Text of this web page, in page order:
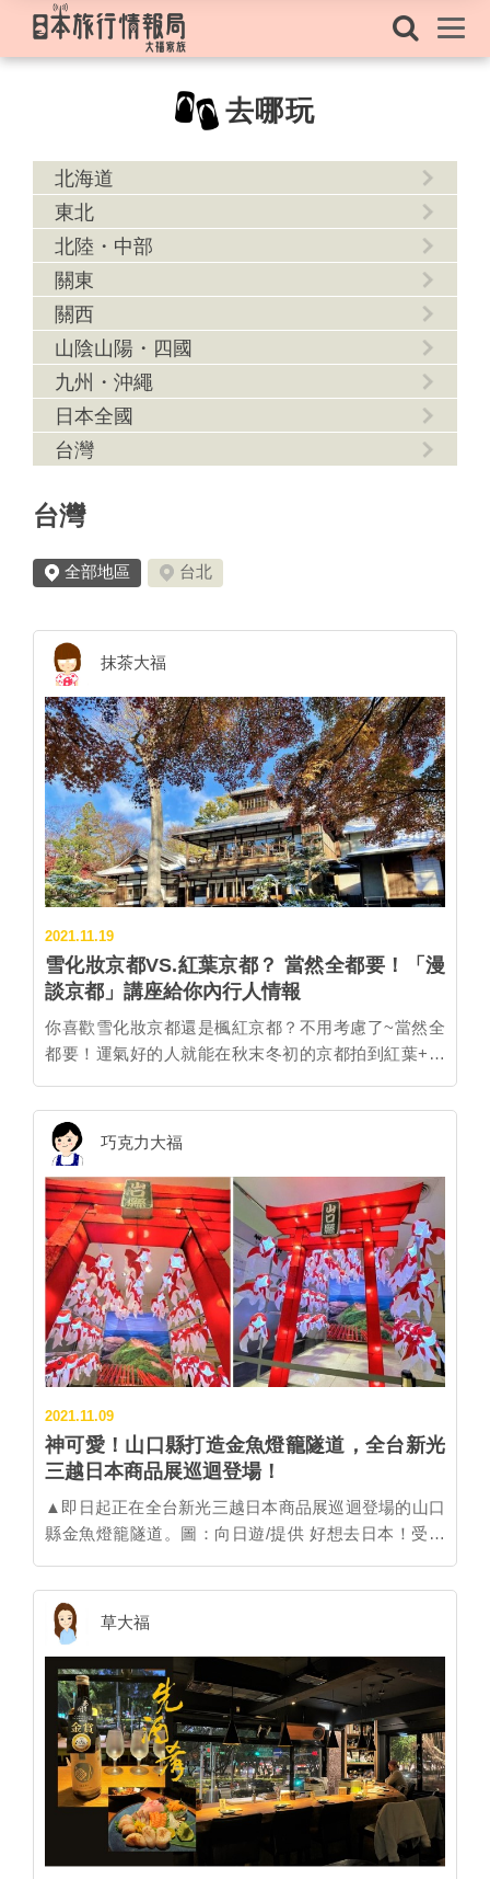
去哪玩
北海道
東北
北陸・中部
關東
關西
山陰山陽・四國
九州・沖繩
日本全國
台灣
台灣
全部地區 台北
抹茶大福
2021.11.19
雪化妝京都VS.紅葉京都？ 當然全都要！「漫
談京都」講座給你內行人情報
你喜歡雪化妝京都還是楓紅京都？不用考慮了~當然全
都要！運氣好的人就能在秋末冬初的京都拍到紅葉+雪
家族故居「舊三井家下鴨別邸」，進入11月下旬的現在
局部轉紅，即將迎來最美紅葉，而12月下旬遇上冷氣團
的話，更有機會拍到雪*楓爭豔的夢幻景觀。 「舊三井
家下鴨別邸」就在著名的下鴨神社旁，可一同安排賞楓
行程。 圖：京都市台灣事務所/提供 「舊三井家下鴨別
邸」12月有機會拍到這般雪景+楓紅夢幻景致。圖：京
都市台灣事務所/提供 「舊三井家下鴨別邸」主屋2樓和
3樓的觀景區「望樓」每年秋天會配合紅葉時節期間限
定公開。圖：京都市台灣事務所/提供 京都市觀光協會
為了向京都迷提供更多像這樣隱藏版的情報，今年的
「漫談京都」觀光交流講座將於12/10(週五)好評加場，
個席次。講座中將送出超過10萬元的京都豪禮，包括京
都知名文創品牌SOU‧SOU、百年香舖松榮堂、百年茶
鋪一保堂等好禮，更加碼送出帆布包界的愛馬仕「一澤
信三郎帆布包」，頭獎京都機加酒則有兩個名額，超前
佈署疫情後的京都之旅。11/19已開放線上報名，京都迷
更深度、更內行，並宣導《京都市旅遊行動準則》，讓
每位台灣人都成為受到京都人歡迎的模範好旅客，京都
市特別與台灣知名插畫家「小學課本的逆襲」合作，以
「去日本/京都玩時所遇到的雷事/雷旅伴」為題徵稿
(https://reurl.cc/EZeMbn; https://reurl.cc/jgojmL)，可前
往留言分享，讓獨特旅行回憶成為插畫家筆下的爆笑故
事之一。插畫內容將於12月上旬對外發表，與網友重溫
京都旅行回憶，值得期待。 圖：京都市台灣事務所/提
供 【「漫談京都」觀光交流講座】 日期：12/10(週五)
19:30~21:00 (19:00開放入場) 報名：11/19(週五) 12:00
~2021/11/26(五) 18:00止 報名網址：
巧克力大福
2021.11.09
神可愛！山口縣打造金魚燈籠隧道，全台新光
三越日本商品展巡迴登場！
▲即日起正在全台新光三越日本商品展巡迴登場的山口
縣金魚燈籠隧道。圖：向日遊/提供 好想去日本！受疫
的名產－金魚燈籠，搭上CNN評選日本最美的元乃隅神
社大鳥居模型製成「金魚燈籠迷你隧道」搬來台灣讓民
眾親身體驗、原味重現。即日起於全台新光三越百貨的
日本商品展巡迴登場，目前正在新光三越桃園店展出
中，接下來還將前往台南、台北與高雄持續展出至明年
1月。 ▲走進柳井市，金魚燈籠成了隨處可見的日常風
景。圖：柳井市商工觀光課/提供 ▍金魚燈籠的由來 ▍
金魚燈籠是山口縣柳井市的民藝品特產。相傳是距今
150年前柳井市的商人從青森縣弘前市的金魚睡魔燈籠
得到靈感，使用傳統織物「柳井縞」的染料而做出至今
人氣居高不墜的可愛金魚燈籠。 ▲每年8月13日是柳井
草大福